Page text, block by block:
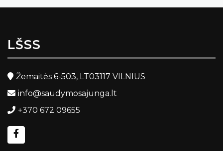
LŠSS
Žemaitės 6-503, LT03117 VILNIUS
info@saudymosajunga.lt
+370 672 09655